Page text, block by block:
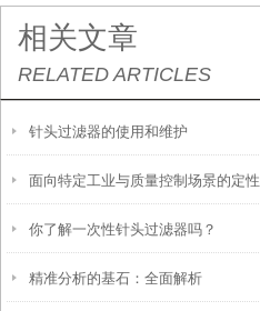
相关文章
RELATED ARTICLES
针头过滤器的使用和维护
面向特定工业与质量控制场景的定性
滤纸解决方案
你了解一次性针头过滤器吗？
精准分析的基石：全面解析